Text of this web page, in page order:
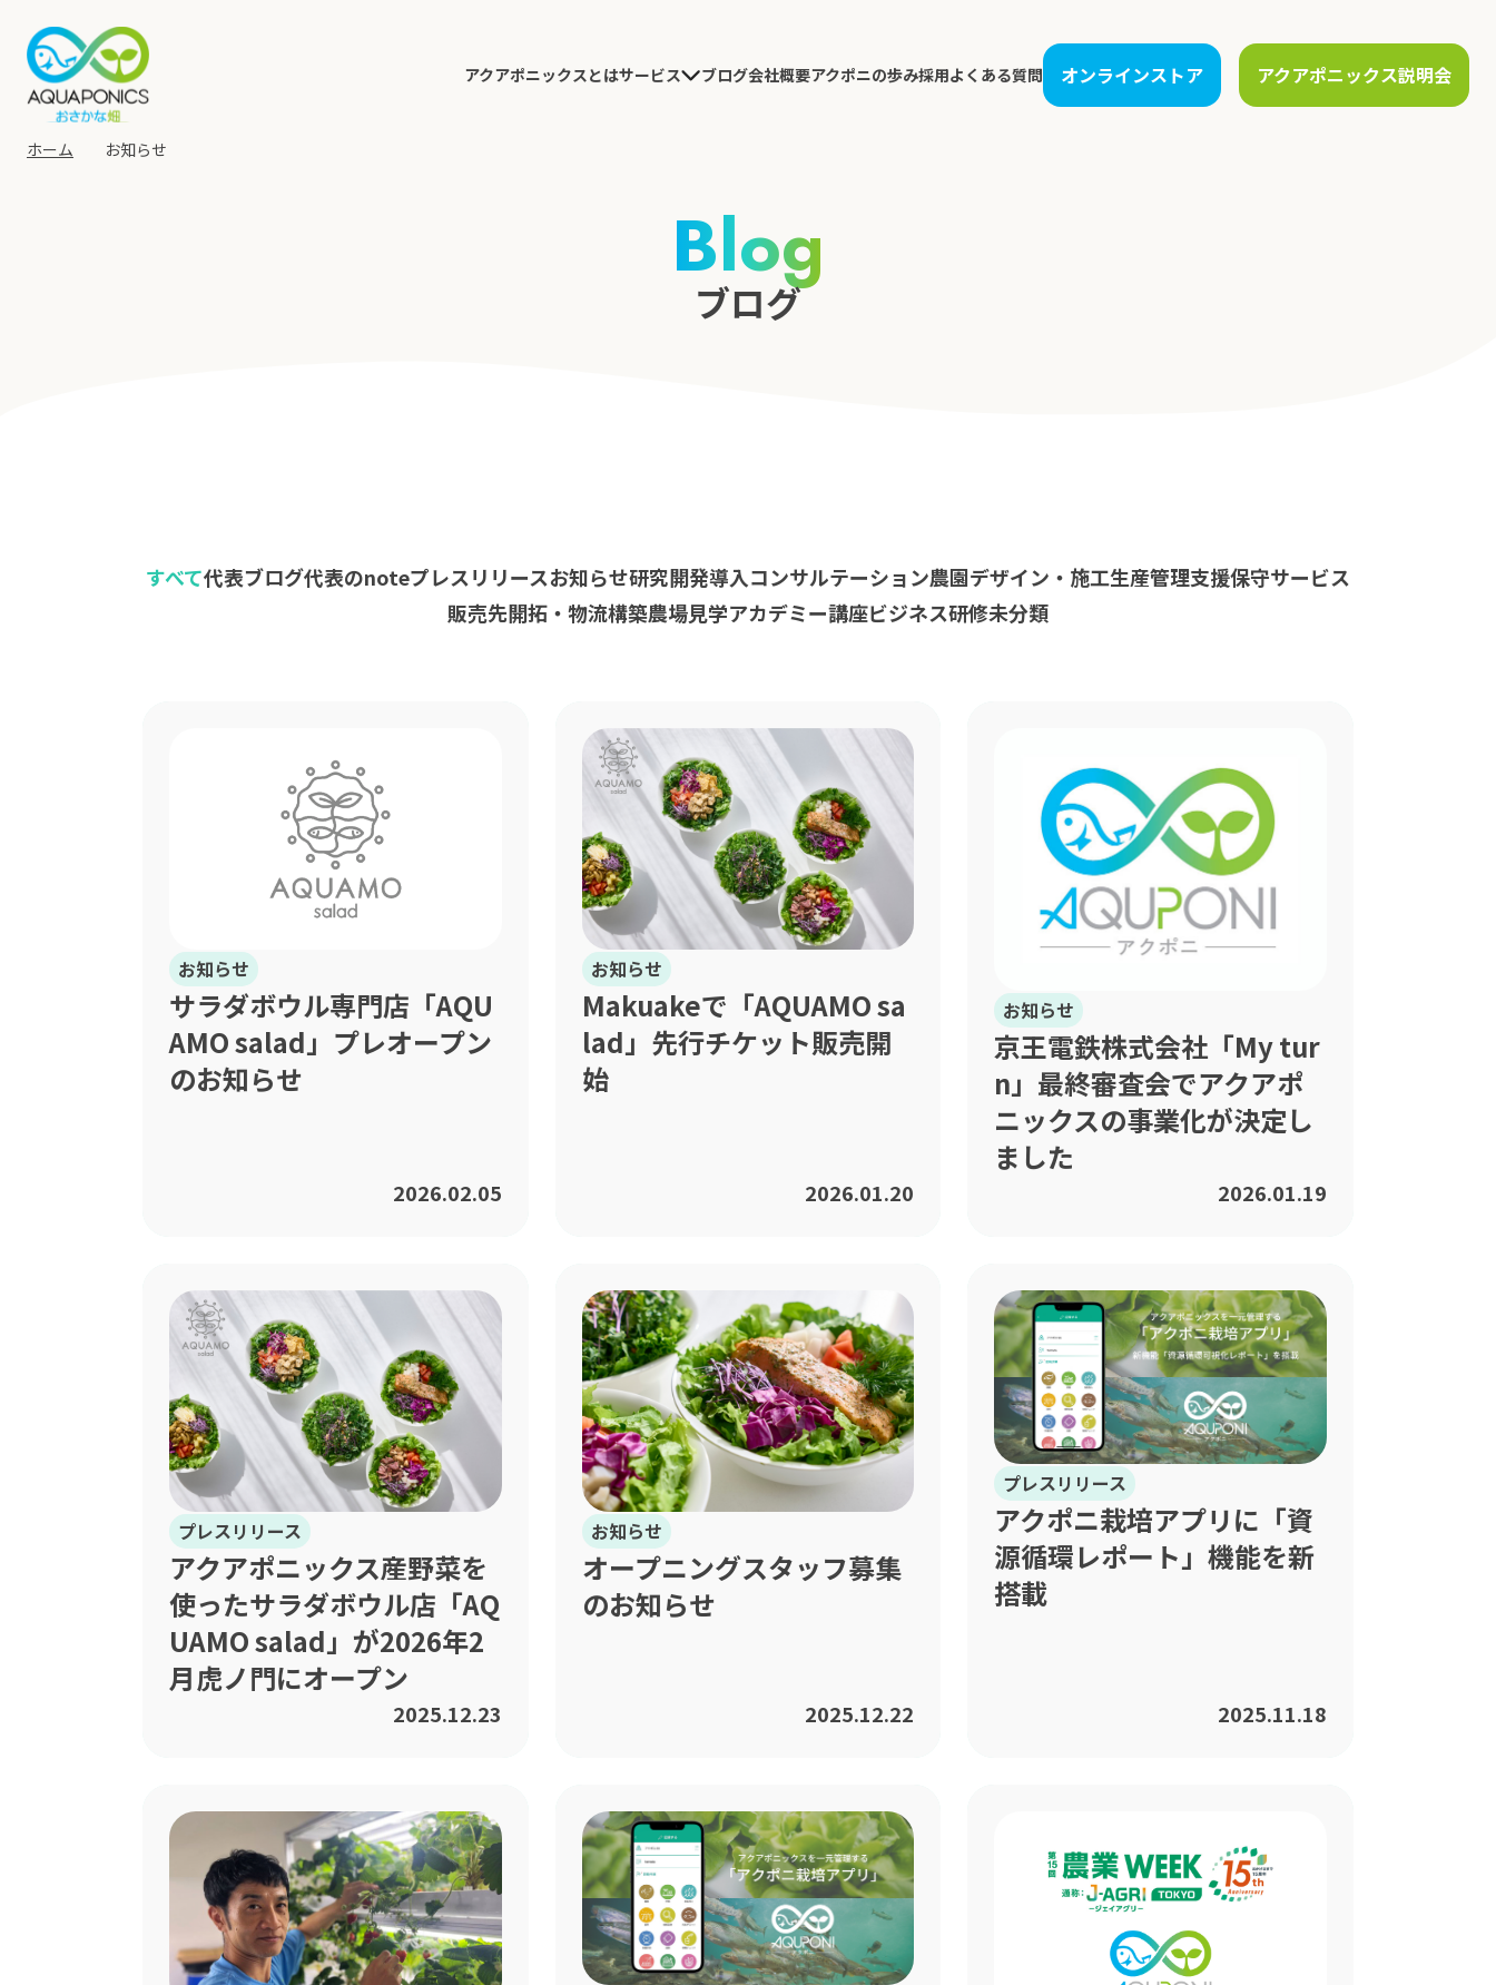
アクアポニックスとはサービス
導入コンサルテーション
農園デザイン・施工
実績紹介
ブログ会社概要アクポニの歩み採用よくある質問 オンラインストア アクアポニックス説明会
ホーム お知らせ
Blog
ブログ
すべて代表ブログ代表のnoteプレスリリースお知らせ研究開発導入コンサルテーション農園デザイン・施工生産管理支援保守サービス
販売先開拓・物流構築農場見学アカデミー講座ビジネス研修未分類
お知らせ
サラダボウル専門店「AQU
AMO salad」プレオープン
のお知らせ
2026.02.05
お知らせ
Makuakeで「AQUAMO sa
lad」先行チケット販売開
始
2026.01.20
お知らせ
京王電鉄株式会社「My tur
n」最終審査会でアクアポ
ニックスの事業化が決定し
ました
2026.01.19
プレスリリース
アクアポニックス産野菜を
使ったサラダボウル店「AQ
UAMO salad」が2026年2
月虎ノ門にオープン
2025.12.23
お知らせ
オープニングスタッフ募集
のお知らせ
2025.12.22
プレスリリース
アクポニ栽培アプリに「資
源循環レポート」機能を新
搭載
2025.11.18